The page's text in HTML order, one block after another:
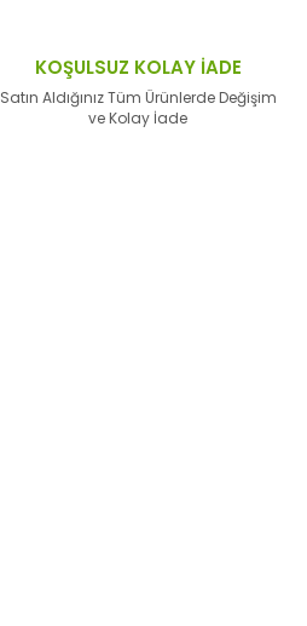
KOŞULSUZ KOLAY İADE
Satın Aldığınız Tüm Ürünlerde Değişim
ve Kolay İade